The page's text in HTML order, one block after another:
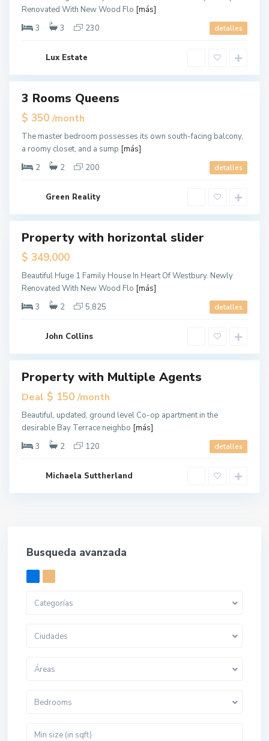
Renovated With New Wood Flo [más]
3
3 230 detalles
Lux Estate
w
Y
3 Rooms Queens
$ 350 /month
The master bedroom possesses its own south-facing balcony,
a roomy closet, and a sump [más]
2
2 200 detalles
Green Reality
n
h
a
n
,
N
e
w
Y
Property with horizontal slider
$ 349,000
Beautiful Huge 1 Family House In Heart Of Westbury. Newly
Renovated With New Wood Flo [más]
3
2 5,825 detalles
John Collins
a
n
h
a
n
,
N
e
w
Y
Property with Multiple Agents
Deal $ 150 /month
Beautiful, updated, ground level Co-op apartment in the
desirable Bay Terrace neighbo [más]
3
2 120 detalles
Michaela Suttherland
Busqueda avanzada
Categorías
Ciudades
Áreas
Bedrooms